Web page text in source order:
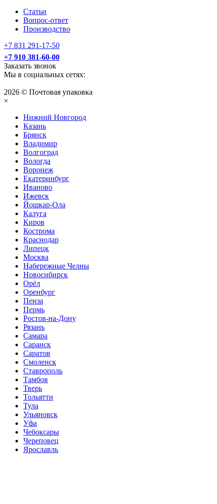
Статьи
Вопрос-ответ
Производство
+7 831 291-17-50
+7 910 381-60-00
Заказать звонок
Мы в социальных сетях:
2026 © Почтовая упаковка
×
Нижний Нoвгород
Казань
Брянск
Владимир
Волгоград
Вологда
Воронеж
Екатеринбург
Иваново
Ижевск
Йошкар-Ола
Калуга
Киров
Кострома
Краснодар
Липецк
Москва
Набережные Челны
Новосибирск
Орёл
Оренбург
Пенза
Пермь
Ростов-на-Дону
Рязань
Самара
Саранск
Саратов
Смоленск
Ставрополь
Тамбов
Тверь
Тольятти
Тула
Ульяновск
Уфа
Чебоксары
Череповец
Ярославль